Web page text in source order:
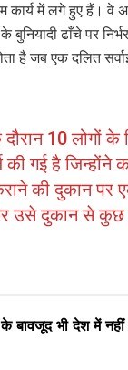
कार्य में लगे हुए हैं। वे
बुनियादी ढाँचे पर
है जब एक दलित
10 लोगों
गई है जिन्होंने
की दुकान पर
उसे दुकान से कुछ
बावजूद भी देश में